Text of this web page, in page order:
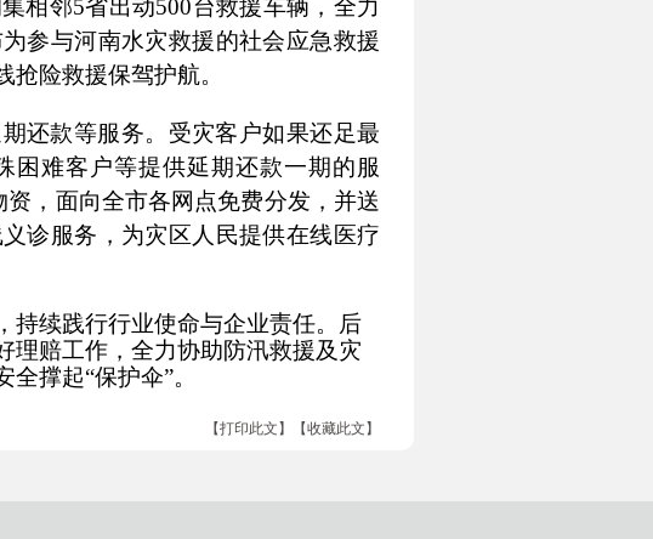
相邻5省出动500台救援车辆，全力
参与河南水灾救援的社会应急救援
险救援保驾护航。
还款等服务。受灾客户如果还足最
困难客户等提供延期还款一期的服
资，面向全市各网点免费分发，并送
诊服务，为灾区人民提供在线医疗
持续践行行业使命与企业责任。后
理赔工作，全力协助防汛救援及灾
撑起“保护伞”。
【打印此文】 【收藏此文】